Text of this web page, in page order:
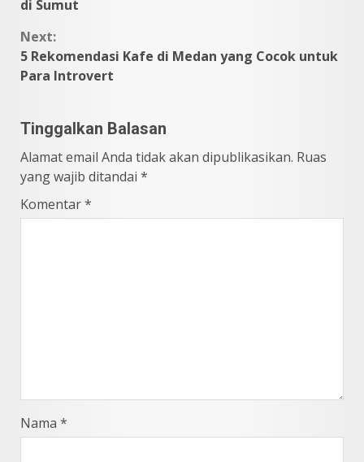
di Sumut
Next:
5 Rekomendasi Kafe di Medan yang Cocok untuk
Para Introvert
Tinggalkan Balasan
Alamat email Anda tidak akan dipublikasikan. Ruas
yang wajib ditandai *
Komentar*
Nama *